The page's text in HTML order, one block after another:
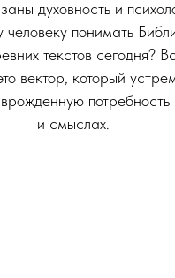
духовность и
человеку понимать
текстов сегодня?
вектор, который
потребность
и смыслах.